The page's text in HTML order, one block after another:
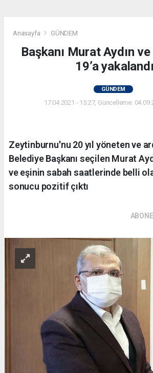
Anasayfa GÜNDEM
Başkanı Murat Aydın
19’a yakalandı
GÜNDEM
17.04.2021 - 15:27, Güncelleme:
Zeytinburnu'nu 20 yıl yöneten ve
Belediye Başkanı seçilen Murat
ve eşinin sabah saatlerinde belli
sonucu pozitif çıktı